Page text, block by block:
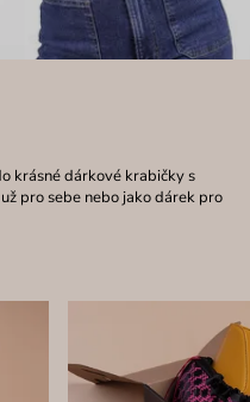
krásné dárkové krabičky s
pro sebe nebo jako dárek pro